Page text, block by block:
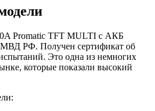
Promatic TFT MULTI с АКБ
РФ. Получен сертификат об
Это одна из немногих
которые показали высокий